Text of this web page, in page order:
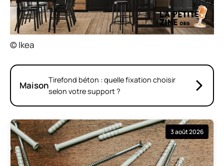
© Ikea
MaisonTirefond béton : quelle fixation choisir
selon votre support ?
3 août 2026